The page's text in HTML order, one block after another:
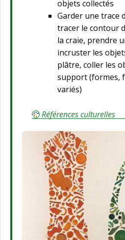
objets collectés
Garder une trace
tracer le contour
la craie, prendre
incruster les
plâtre, coller les
support (formes,
variés)
Références culturelles